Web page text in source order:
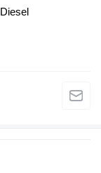
Diesel